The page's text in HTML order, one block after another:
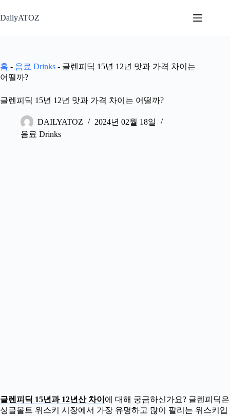
문
뛰
기
DailyATOZ
홈 - 음료 Drinks - 글렌피딕 15년 12년 맛과 가격 차이는
어떨까?
글렌피딕 15년 12년 맛과 가격 차이는 어떨까?
DAILYATOZ
2024년 02월 18일
음료 Drinks
글렌피딕 15년과 12년산 차이 에 대해 궁금하신가요? 글렌피딕은
싱글몰트 위스키 시장에서 가장 유명하고 많이 팔리는 위스키입